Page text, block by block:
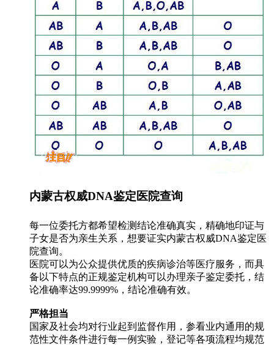
内蒙古权威DNA鉴定医院查询
每一位委托方都希望检测结论准确真实，精确地印证与
子女是否为亲生关系，想要证实内蒙古权威DNA鉴定医
院查询。
医院可以为公众提供优质的疾病诊治等医疗服务，而具
备以下特点的正规鉴定机构可以办理亲子鉴定委托，结
论准确率达99.9999%，结论准确有效。
严格担当
国家及社会均对行业起到监督作用，参看业内通用的规
范性文件条件进行每一例实验，登记等各项流程均规范